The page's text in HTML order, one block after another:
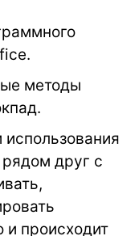
методы
друг с
происходит